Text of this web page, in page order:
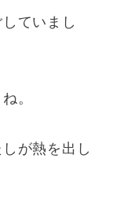
ていまし
。
が熱を出し